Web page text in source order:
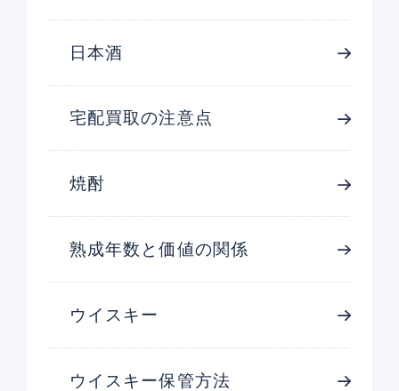
日本酒
宅配買取の注意点
焼酎
熟成年数と価値の関係
ウイスキー
ウイスキー保管方法